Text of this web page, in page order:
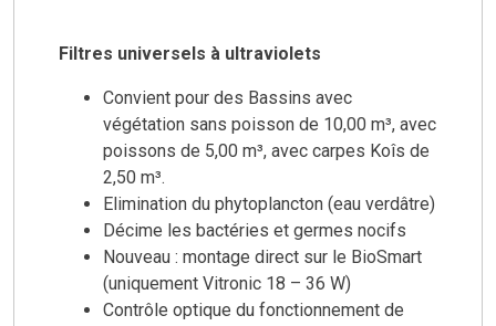
Filtres universels à ultraviolets
Convient pour des Bassins avec
végétation sans poisson de 10,00 m³, avec
poissons de 5,00 m³, avec carpes Koîs de
2,50 m³.
Elimination du phytoplancton (eau verdâtre)
Décime les bactéries et germes nocifs
Nouveau : montage direct sur le BioSmart
(uniquement Vitronic 18 – 36 W)
Contrôle optique du fonctionnement de